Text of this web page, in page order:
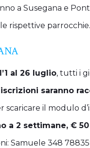
a Susegana e
rispettive parrocchie.
al 26 luglio, tutti i
iscrizioni saranno
scaricare il modulo
a 2 settimane, €
Samuele 348